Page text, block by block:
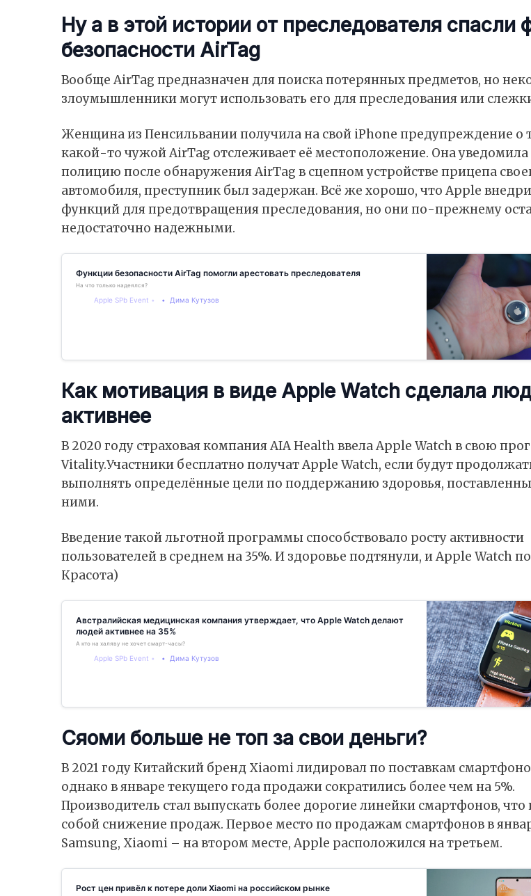
Ну а в этой истории от преследователя спасли
безопасности AirTag
Вообще AirTag предназначен для поиска потерянных предметов, но
злоумышленники могут использовать его для преследования или
Женщина из Пенсильвании получила на свой iPhone предупреждение о
какой-то чужой AirTag отслеживает её местоположение. Она уведомила
полицию после обнаружения AirTag в сцепном устройстве прицепа
автомобиля, преступник был задержан. Всё же хорошо, что Apple
функций для предотвращения преследования, но они по-прежнему
недостаточно надежными.
Функции безопасности AirTag помогли арестовать преследователя
На что только надеялся?
Apple SPb Event Дима Кутузов
Как мотивация в виде Apple Watch сделала
активнее
В 2020 году страховая компания AIA Health ввела Apple Watch в свою
Vitality.Участники бесплатно получат Apple Watch, если будут
выполнять определённые цели по поддержанию здоровья,
ними.
Введение такой льготной программы способствовало росту активности
пользователей в среднем на 35%. И здоровье подтянули, и Apple Watch
Красота)
Австралийская медицинская компания утверждает, что Apple Watch делают
людей активнее на 35%
А кто на халяву не хочет смарт-часы?
Apple SPb Event Дима Кутузов
Сяоми больше не топ за свои деньги?
В 2021 году Китайский бренд Xiaomi лидировал по поставкам
однако в январе текущего года продажи сократились более чем на 5%.
Производитель стал выпускать более дорогие линейки смартфонов, что
собой снижение продаж. Первое место по продажам смартфонов в
Samsung, Xiaomi – на втором месте, Apple расположился на третьем.
Рост цен привёл к потере доли Xiaomi на российском рынке